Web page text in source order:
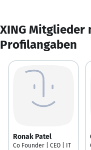
XING Mitglieder
Profilangaben
Ronak Patel
Co Founder | CEO | IT